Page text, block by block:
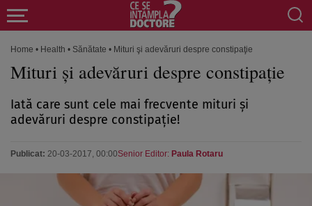
Home • Health • Sănătate • Mituri şi adevăruri despre constipaţie
Mituri şi adevăruri despre constipaţie
Iată care sunt cele mai frecvente mituri şi
adevăruri despre constipaţie!
Publicat: 20-03-2017, 00:00Senior Editor: Paula Rotaru